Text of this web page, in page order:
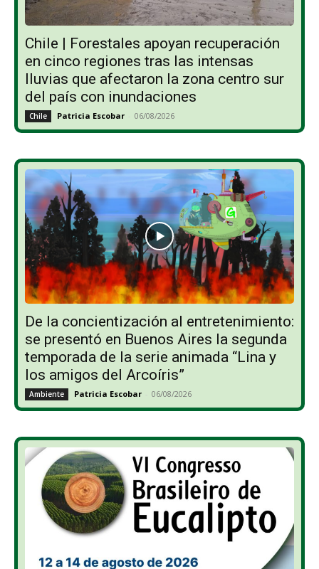
Chile | Forestales apoyan recuperación
en cinco regiones tras las intensas
lluvias que afectaron la zona centro sur
del país con inundaciones
Chile Patricia Escobar - 06/08/2026
De la concientización al entretenimiento:
se presentó en Buenos Aires la segunda
temporada de la serie animada “Lina y
los amigos del Arcoíris”
Ambiente Patricia Escobar - 06/08/2026